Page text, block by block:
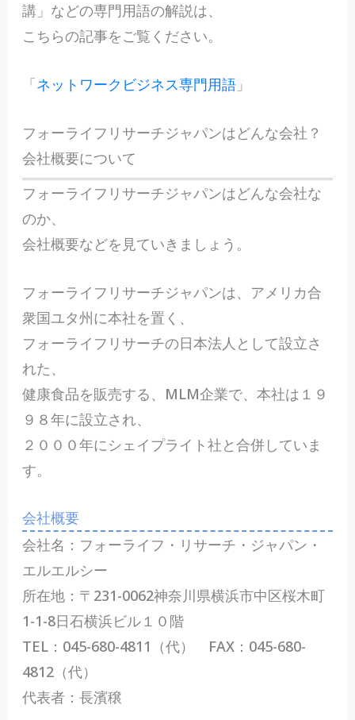
講」などの専門用語の解説は、
こちらの記事をご覧ください。
「ネットワークビジネス専門用語」
フォーライフリサーチジャパンはどんな会社？
会社概要について
フォーライフリサーチジャパンはどんな会社な
のか、
会社概要などを見ていきましょう。
フォーライフリサーチジャパンは、アメリカ合
衆国ユタ州に本社を置く、
フォーライフリサーチの日本法人として設立さ
れた、
健康食品を販売する、MLM企業で、本社は１９
９８年に設立され、
２０００年にシェイプライト社と合併していま
す。
会社概要
会社名：フォーライフ・リサーチ・ジャパン・
エルエルシー
所在地：〒231-0062神奈川県横浜市中区桜木町
1-1-8日石横浜ビル１０階
TEL：045-680-4811（代） FAX：045-680-
4812（代）
代表者：長濱穣